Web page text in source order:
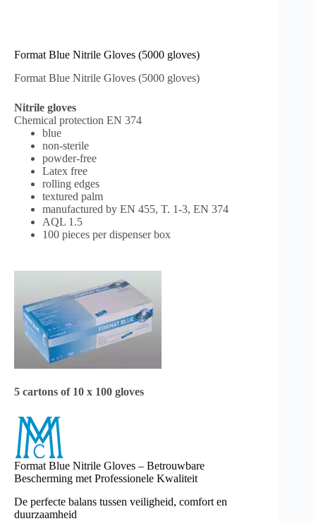
Format Blue Nitrile Gloves (5000 gloves)
Format Blue Nitrile Gloves (5000 gloves)
Nitrile gloves
Chemical protection EN 374
blue
non-sterile
powder-free
Latex free
rolling edges
textured palm
manufactured by EN 455, T. 1-3, EN 374
AQL 1.5
100 pieces per dispenser box
5 cartons of 10 x 100 gloves
Format Blue Nitrile Gloves – Betrouwbare
Bescherming met Professionele Kwaliteit
De perfecte balans tussen veiligheid, comfort en
duurzaamheid